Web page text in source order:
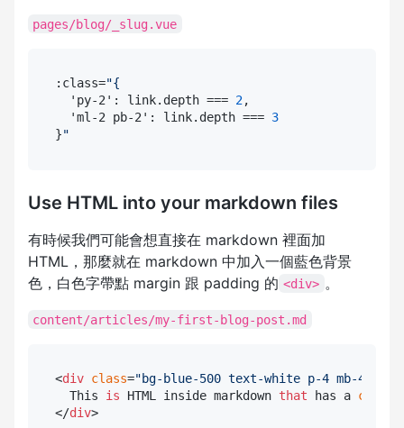
pages/blog/_slug.vue
:class="{
  'py-2': link.depth ===
2,
  'ml-2 pb-2': link.depth ===
3
}"
Use HTML into your markdown files
有時候我們可能會想直接在 markdown 裡面加
HTML，那麼就在 markdown 中加入一個藍色背景
色，白色字帶點 margin 跟 padding 的 <div> 。
content/articles/my-first-blog-post.md
<div class="bg-blue-500 text-white p-4 mb-4"
  This
is HTML inside markdown that has a class
</div >